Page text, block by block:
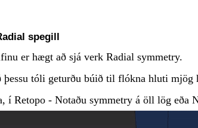
spegill
er hægt að sjá verk Radial symmetry.
þessu tóli geturðu búið til flókna hluti mjög
í Retopo - Notaðu symmetry á öll lög eða